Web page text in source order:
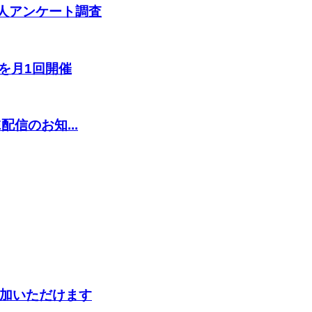
アンケート調査
月1回開催
信のお知...
いただけます